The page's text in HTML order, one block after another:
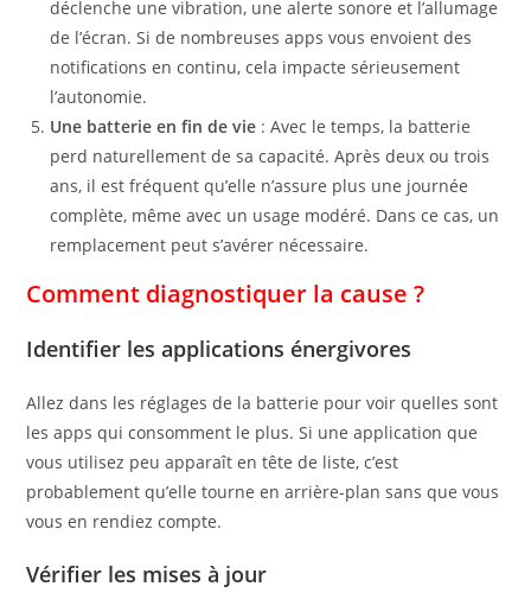
déclenche une vibration, une alerte sonore et l’allumage
de l’écran. Si de nombreuses apps vous envoient des
notifications en continu, cela impacte sérieusement
l’autonomie.
Une batterie en fin de vie : Avec le temps, la batterie
perd naturellement de sa capacité. Après deux ou trois
ans, il est fréquent qu’elle n’assure plus une journée
complète, même avec un usage modéré. Dans ce cas, un
remplacement peut s’avérer nécessaire.
Comment diagnostiquer la cause ?
Identifier les applications énergivores
Allez dans les réglages de la batterie pour voir quelles sont
les apps qui consomment le plus. Si une application que
vous utilisez peu apparaît en tête de liste, c’est
probablement qu’elle tourne en arrière-plan sans que vous
vous en rendiez compte.
Vérifier les mises à jour